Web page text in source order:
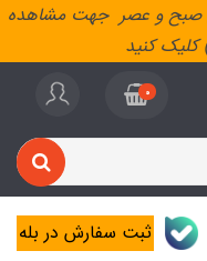
صبح و عصر جهت مشاهده
کلیک کنید
0
ثبت سفارش در بله